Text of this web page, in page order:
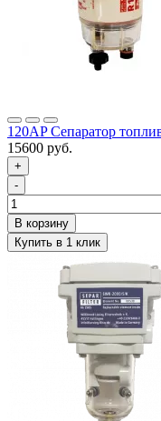
120AP Сепаратор
15600 руб.
+
-